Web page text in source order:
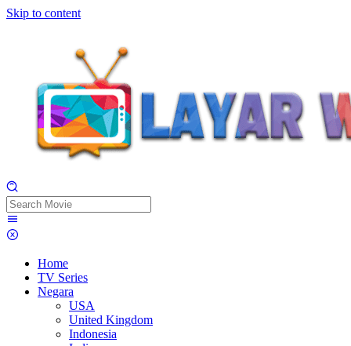
Skip to content
Home
TV Series
Negara
USA
United Kingdom
Indonesia